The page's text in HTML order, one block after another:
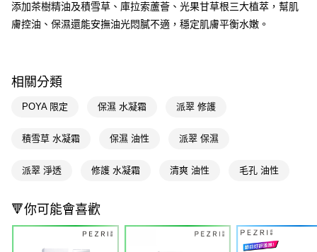
Google Pay
AFTEE先享後付是「在收到商品之後才付款」的支付方式。 讓您購物簡單
１．簡單：不需註冊會員、不需綁卡、不需儲值。
１．於結帳方式選擇「AFTEE先享後付」後，將跳轉至「AFTEE先享後付」
３．收到繳費通知簡訊後14天內，點擊此簡訊中的連結，可透過四大超商／
※ 請注意：結帳手續完成當下不需立刻繳費，但若您需要取消訂單，請聯絡
購買商品的店家。未經商家同意取消之訂單仍視為有效，需透過AFTEE先享
即享券
運送方式
全家取貨付款
每筆NT$65，滿NT$390(含以上)免運費
萊爾富取貨付款
每筆NT$65，滿NT$490(含以上)免運費
添加茶樹精油及積雪草、庫拉索蘆薈、光果甘草根三大植萃，幫肌
膚控油、保濕還能安撫油光悶膩不適，穩定肌膚平衡水嫩。
相關分類
POYA 限定 保濕 水凝霜 派翠 修護
積雪草 水凝霜 保濕 油性 派翠 保濕
派翠 淨透 修護 水凝霜 清爽 油性 毛孔 油性
🔻你可能會喜歡